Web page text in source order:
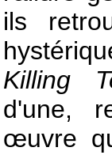
ils
Killing
d'une,
œuvre